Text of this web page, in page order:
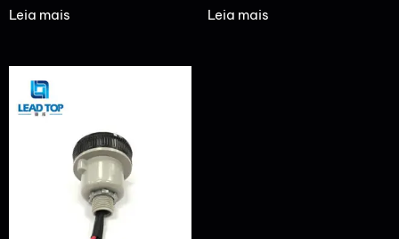
Leia mais Leia mais